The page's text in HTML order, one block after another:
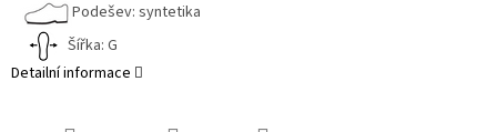
Podešev: syntetika
Šířka: G
Detailní informace